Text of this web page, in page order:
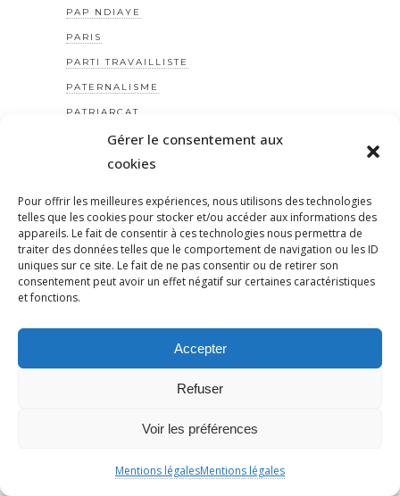
Gérer le consentement aux
cookies
Pour offrir les meilleures expériences, nous utilisons des technologies
telles que les cookies pour stocker et/ou accéder aux informations des
appareils. Le fait de consentir à ces technologies nous permettra de
traiter des données telles que le comportement de navigation ou les ID
uniques sur ce site. Le fait de ne pas consentir ou de retirer son
consentement peut avoir un effet négatif sur certaines caractéristiques
et fonctions.
Accepter
Refuser
Voir les préférences
Mentions légalesMentions légales
PAP NDIAYE
PARIS
PARTI TRAVAILLISTE
PATERNALISME
PATRIARCAT
PATRICKBOUCHERON
PÉDAGOGIE
PERILANTISÉMITE
PERROS-GUIRREC
PETAIN
PÉTITION
POGROMDENOVEMBRE